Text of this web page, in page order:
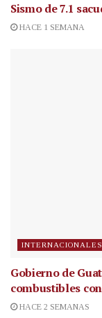
Sismo de 7.1
HACE 1 SEMANA
INTERNACIONALES
Gobierno de
combustibles
HACE 2 SEMANAS